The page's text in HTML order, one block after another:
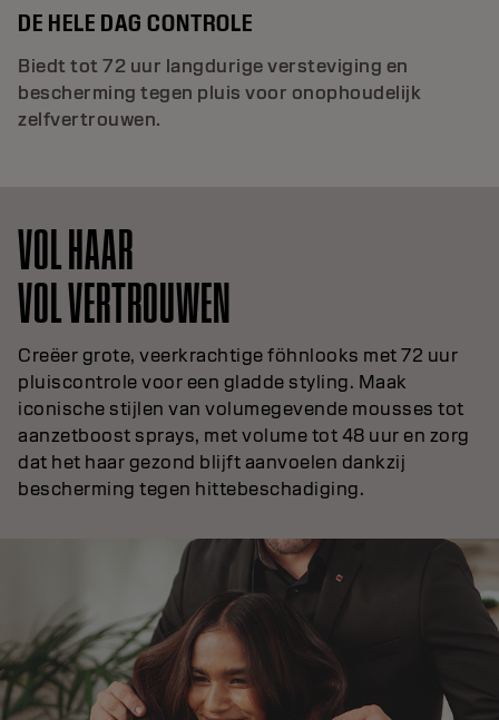
DE HELE DAG CONTROLE
Biedt tot 72 uur langdurige versteviging en
bescherming tegen pluis voor onophoudelijk
zelfvertrouwen.
VOL HAAR
VOL VERTROUWEN
Creëer grote, veerkrachtige föhnlooks met 72 uur
pluiscontrole voor een gladde styling. Maak
iconische stijlen van volumegevende mousses tot
aanzetboost sprays, met volume tot 48 uur en zorg
dat het haar gezond blijft aanvoelen dankzij
bescherming tegen hittebeschadiging.